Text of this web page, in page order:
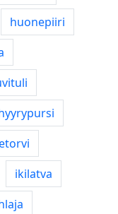
huonepiiri
ikilatva